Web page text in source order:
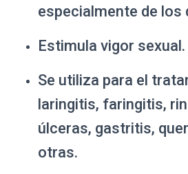
especialmente de
Estimula vigor sexual.
Se utiliza para el
laringitis, faringitis,
úlceras, gastritis,
otras.